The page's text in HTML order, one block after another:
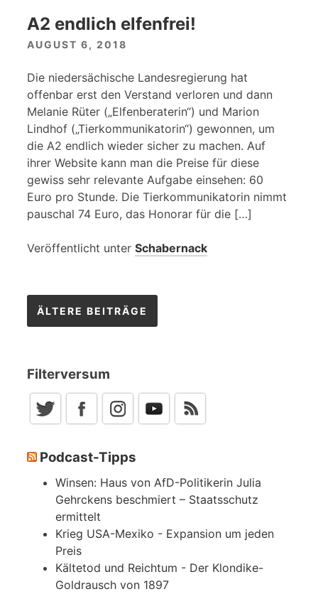
A2 endlich elfenfrei!
AUGUST 6, 2018
Die niedersächische Landesregierung hat
offenbar erst den Verstand verloren und dann
Melanie Rüter („Elfenberaterin“) und Marion
Lindhof („Tierkommunikatorin“) gewonnen, um
die A2 endlich wieder sicher zu machen. Auf
ihrer Website kann man die Preise für diese
gewiss sehr relevante Aufgabe einsehen: 60
Euro pro Stunde. Die Tierkommunikatorin nimmt
pauschal 74 Euro, das Honorar für die […]
Veröffentlicht unter Schabernack
Beitragsnavigation
ÄLTERE BEITRÄGE
Filterversum
Podcast-Tipps
Winsen: Haus von AfD-Politikerin Julia
Gehrckens beschmiert – Staatsschutz
ermittelt
Krieg USA-Mexiko - Expansion um jeden
Preis
Kältetod und Reichtum - Der Klondike-
Goldrausch von 1897